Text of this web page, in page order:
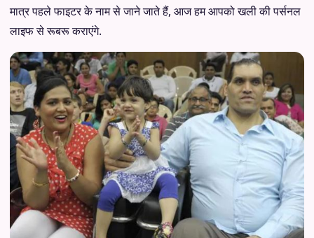
मात्र पहले फाइटर के नाम से जाने जाते हैं, आज हम आपको खली की पर्सनल
लाइफ से रूबरू कराएंगे.